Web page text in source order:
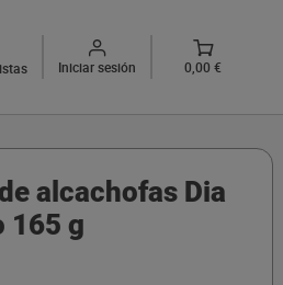
Iniciar sesión 0,00 €
alcachofas Dia
165 g